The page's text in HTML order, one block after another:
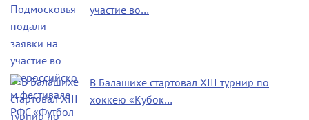
участие во…
В Балашихе стартовал XIII турнир по
хоккею «Кубок…